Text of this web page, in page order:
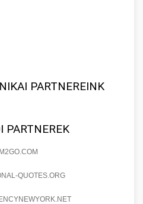
PARTNEREINK
PARTNEREK
QUOTES.ORG